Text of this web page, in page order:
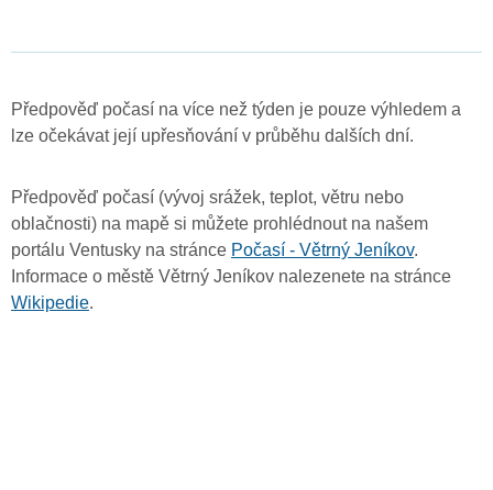
Předpověď počasí na více než týden je pouze výhledem a
lze očekávat její upřesňování v průběhu dalších dní.
Předpověď počasí (vývoj srážek, teplot, větru nebo
oblačnosti) na mapě si můžete prohlédnout na našem
portálu Ventusky na stránce Počasí - Větrný Jeníkov.
Informace o městě Větrný Jeníkov nalezenete na stránce
Wikipedie.